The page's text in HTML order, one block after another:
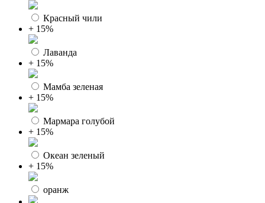
Красный чили
+ 15%
Лаванда
+ 15%
Мамба зеленая
+ 15%
Мармара голубой
+ 15%
Океан зеленый
+ 15%
оранж